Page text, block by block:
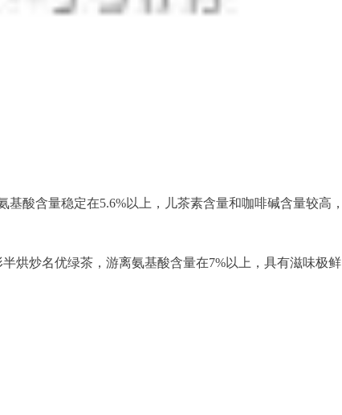
酸含量稳定在5.6%以上，儿茶素含量和咖啡碱含量较高，
烘炒名优绿茶，游离氨基酸含量在7%以上，具有滋味极鲜